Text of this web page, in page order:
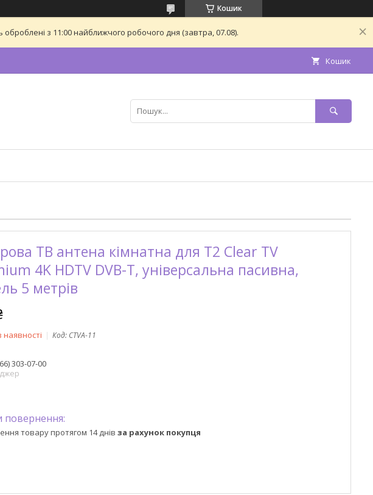
Кошик
з 11:00 найближчого робочого дня (завтра, 07.08).
Кошик
ТВ антена кімнатна для Т2 Clear TV
4K HDTV DVB-T, універсальна пасивна,
5 метрів
Код: CTVA-11
303-07-00
товару протягом 14 днів за рахунок покупця